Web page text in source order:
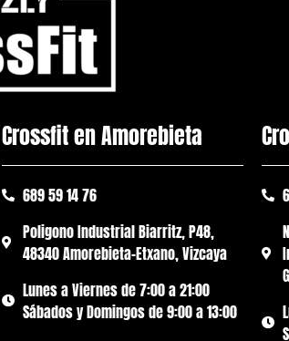
Crossfit en Amorebieta
689 59 14 76
Poligono Industrial Biarritz, P48,
48340 Amorebieta-Etxano, Vizcaya
Lunes a Viernes de 7:00 a 21:00
Sábados y Domingos de 9:00 a 13:00